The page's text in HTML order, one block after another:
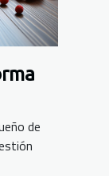
de